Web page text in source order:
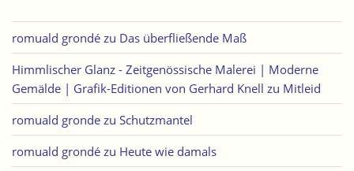
romuald grondé zu Das überfließende Maß
Himmlischer Glanz - Zeitgenössische Malerei | Moderne
Gemälde | Grafik-Editionen von Gerhard Knell zu Mitleid
romuald gronde zu Schutzmantel
romuald grondé zu Heute wie damals